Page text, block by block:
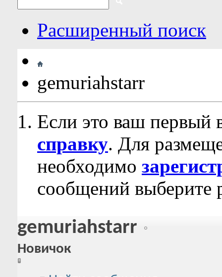
Расширенный поиск
gemuriahstarr
Если это ваш первый
справку. Для
необходимо
сообщений выберите
gemuriahstarr
Новичок